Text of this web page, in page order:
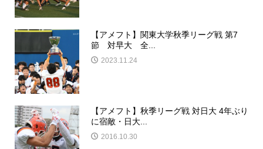
【アメフト】関東大学秋季リーグ戦 第7
節 対早大 全...
2023.11.24
【アメフト】秋季リーグ戦 対日大 4年ぶり
に宿敵・日大...
2016.10.30